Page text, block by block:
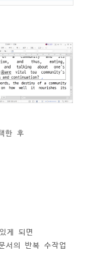
한 후
게 되면
서의 반복 수작업